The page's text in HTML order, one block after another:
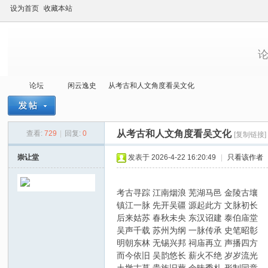
设为首页 收藏本站
论坛
› ›
闲云逸史 从考古和人文角度看吴文化
查看: 729 回复: 0 从考古和人文角度看吴文化 [复制链接]
崇让堂 发表于 2026-4-22 16:20:49 只看该作者
考古寻踪 江南烟浪 芜湖马邑 金陵古壤
镇江一脉 先开吴疆 源起此方 文脉初长
后来姑苏 春秋未央 东汉诏建 泰伯庙堂
吴声千载 苏州为纲 一脉传承 史笔昭彰
明朝东林 无锡兴邦 祠庙再立 声播四方
而今依旧 吴韵悠长 薪火不绝 岁岁流光